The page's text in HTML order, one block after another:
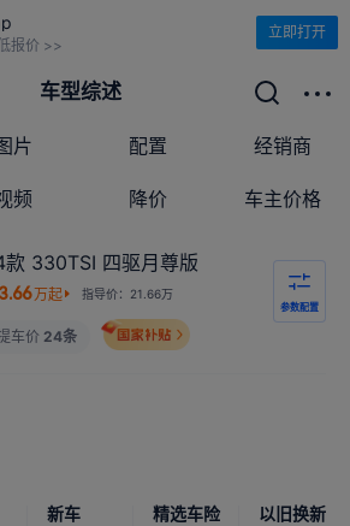
报价 >>
立即打开
车型综述
片 配置 经销商
频 降价 车主价格
330TSI 四驱月尊版
万起 指导价：21.66万
参数配置
车价 24条
新车 精选车险 以旧换新